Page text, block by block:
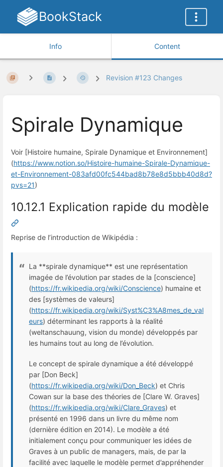
BookStack
Info Content
Revision #123 Changes
Spirale Dynamique
Voir [Histoire humaine, Spirale Dynamique et Environnement]
(https://www.notion.so/Histoire-humaine-Spirale-Dynamique-
et-Environnement-083afd00fc544bad8b78e8d5bbb40d8d?
pvs=21)
10.12.1 Explication rapide du modèle
Reprise de l’introduction de Wikipédia :
La **spirale dynamique** est une représentation
imagée de l’évolution par stades de la [conscience]
(https://fr.wikipedia.org/wiki/Conscience) humaine et
des [systèmes de valeurs]
(https://fr.wikipedia.org/wiki/Syst%C3%A8mes_de_val
eurs) déterminant les rapports à la réalité
(weltanschauung, vision du monde) développés par
les humains tout au long de l’évolution.
Le concept de spirale dynamique a été développé
par [Don Beck]
(https://fr.wikipedia.org/wiki/Don_Beck) et Chris
Cowan sur la base des théories de [Clare W. Graves]
(https://fr.wikipedia.org/wiki/Clare_Graves) et
présenté en 1996 dans un livre du même nom
(dernière édition en 2014). Le modèle a été
initialement conçu pour communiquer les idées de
Graves à un public de managers, mais, de par la
facilité avec laquelle le modèle permet d’appréhender